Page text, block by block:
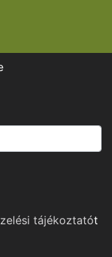
tájékoztatót